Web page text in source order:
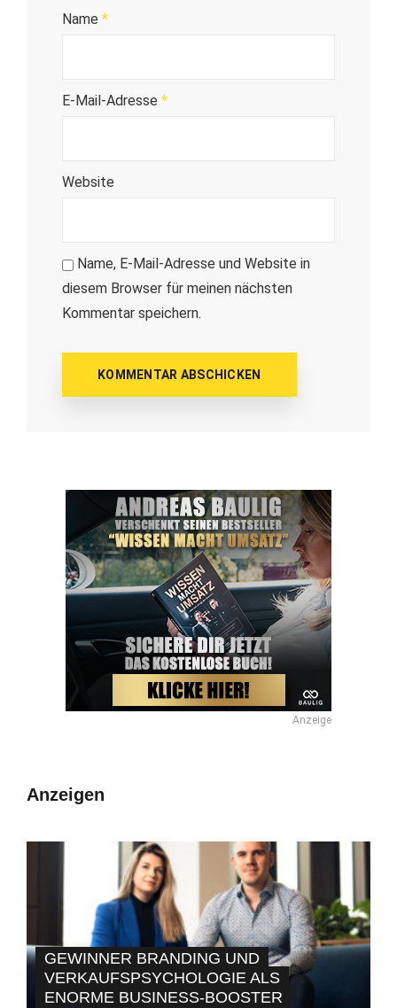
Name *
E-Mail-Adresse *
Website
Name, E-Mail-Adresse und Website in
diesem Browser für meinen nächsten
Kommentar speichern.
Anzeige
Anzeigen
GEWINNER BRANDING UND
VERKAUFSPSYCHOLOGIE ALS
ENORME BUSINESS-BOOSTER